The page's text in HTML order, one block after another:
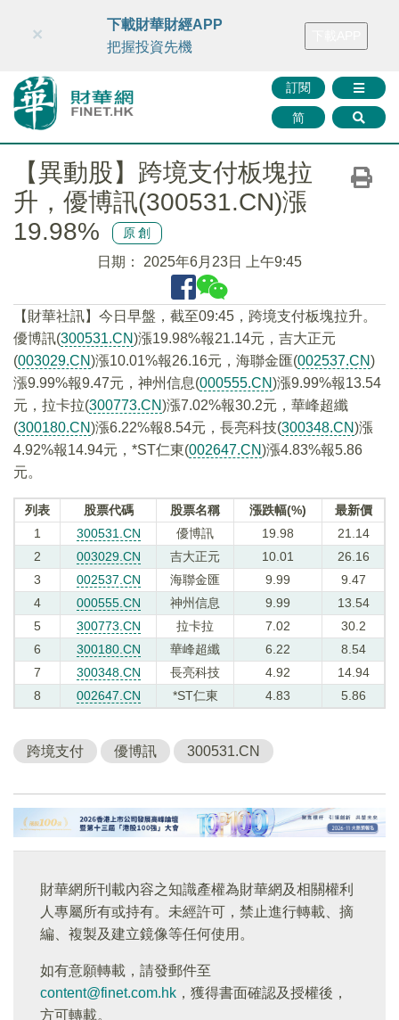
財華智庫網 FINTV FINMETA 財華證券 媒體矩陣
訂閱
简
×
下載財華財經APP
把握投資先機
【異動股】跨境支付板塊拉
升，優博訊(300531.CN)漲
19.98%
原創
日期： 2025年6月23日 上午9:45
【財華社訊】今日早盤，截至09:45，跨境支付板塊拉升。
優博訊(300531.CN)漲19.98%報21.14元，吉大正元
(003029.CN)漲10.01%報26.16元，海聯金匯(002537.CN)
漲9.99%報9.47元，神州信息(000555.CN)漲9.99%報13.54
元，拉卡拉(300773.CN)漲7.02%報30.2元，華峰超纖
(300180.CN)漲6.22%報8.54元，長亮科技(300348.CN)漲
4.92%報14.94元，*ST仁東(002647.CN)漲4.83%報5.86
元。
列表 股票代碼 股票名稱 漲跌幅(%)
最新價
1
300531.CN 優博訊 19.98
21.14
2
003029.CN 吉大正元 10.01
26.16
3
002537.CN 海聯金匯 9.99
9.47
4
000555.CN 神州信息 9.99
13.54
5
300773.CN 拉卡拉 7.02
30.2
6
300180.CN 華峰超纖 6.22
8.54
7
300348.CN 長亮科技 4.92
14.94
8
002647.CN *ST仁東 4.83 5.86
跨境支付 優博訊 300531.CN
財華網所刊載內容之知識產權為財華網及相關權利
人專屬所有或持有。未經許可，禁止進行轉載、摘
編、複製及建立鏡像等任何使用。
如有意願轉載，請發郵件至
content@finet.com.hk ，獲得書面確認及授權後，
方可轉載。